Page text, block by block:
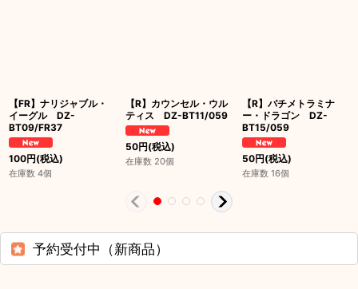
【FR】ナリジャブル・
イーグル DZ-
BT09/FR37
100円(税込)
在庫数 4個
【R】カウンセル・ウル
ティス DZ-BT11/059
50円(税込)
在庫数 20個
【R】バチメトラミナ
ー・ドラゴン DZ-
BT15/059
50円(税込)
在庫数 16個
予約受付中（新商品）